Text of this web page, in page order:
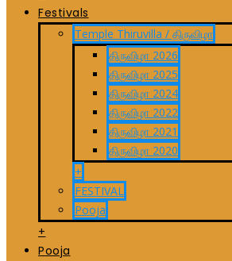
Festivals
Temple Thiruvilla / திருவிழா
திருவிழா 2026
திருவிழா 2025
திருவிழா 2024
திருவிழா 2022
திருவிழா 2021
திருவிழா 2020
+
FESTIVAL
Pooja
+
Pooja